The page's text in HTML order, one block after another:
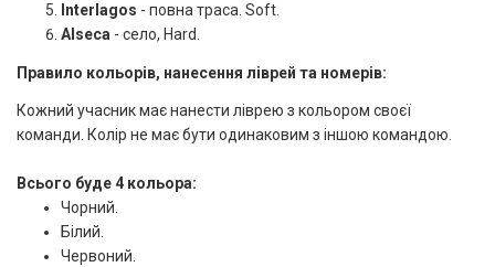
Interlagos - повна траса. Soft.
Alseca - село, Hard.
Правило кольорів, нанесення ліврей та номерів:
Кожний учасник має нанести ліврею з кольором своєї
команди. Колір не має бути одинаковим з іншою командою.
Всього буде 4 кольора:
Чорний.
Білий.
Червоний.